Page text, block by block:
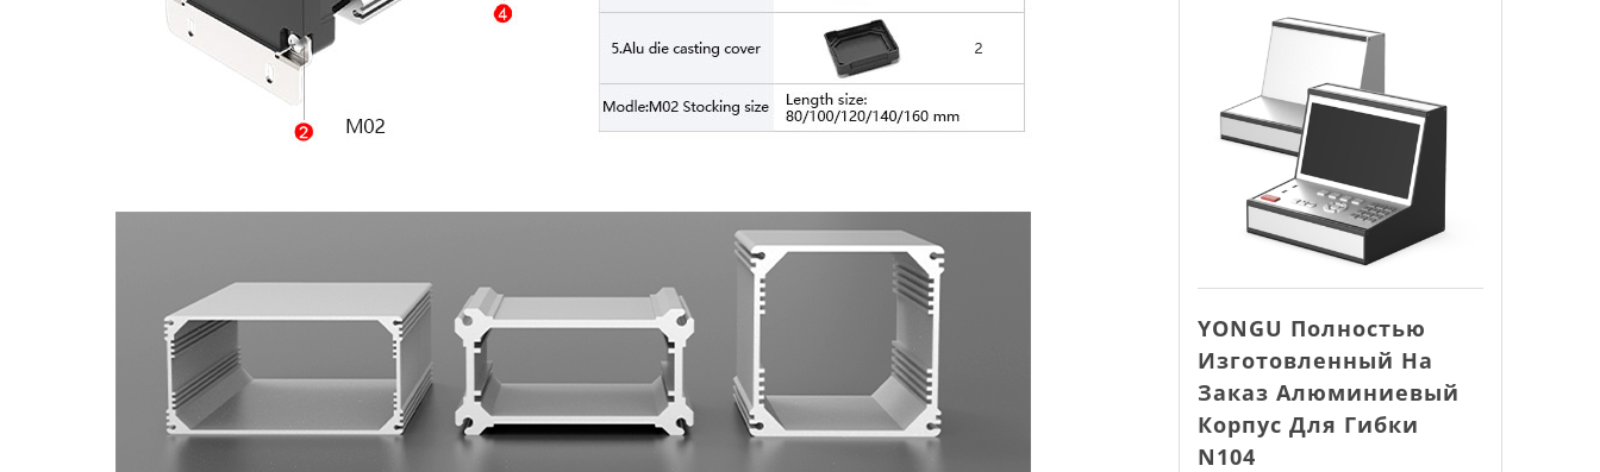
YONGU Полностью
Изготовленный На
Заказ Алюминиевый
Корпус Для Гибки
N104